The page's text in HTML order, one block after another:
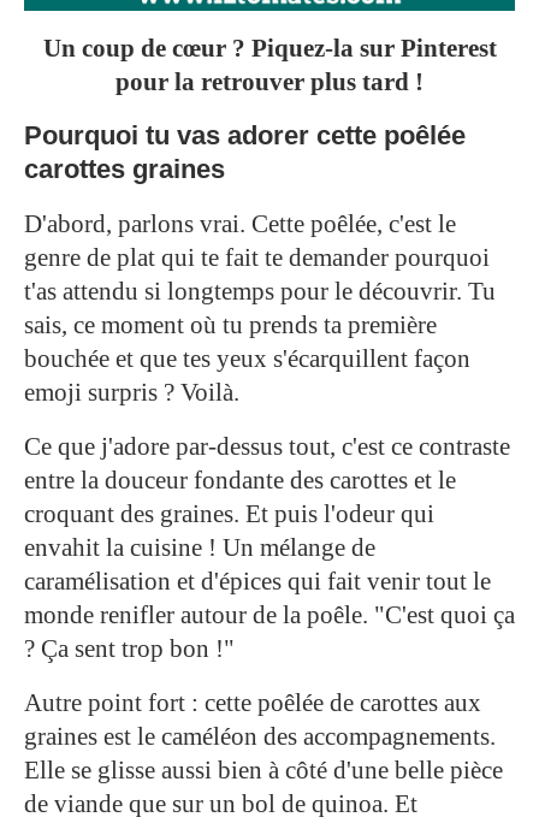
Un coup de cœur ? Piquez-la sur Pinterest
pour la retrouver plus tard !
Pourquoi tu vas adorer cette poêlée
carottes graines
D'abord, parlons vrai. Cette poêlée, c'est le
genre de plat qui te fait te demander pourquoi
t'as attendu si longtemps pour le découvrir. Tu
sais, ce moment où tu prends ta première
bouchée et que tes yeux s'écarquillent façon
emoji surpris ? Voilà.
Ce que j'adore par-dessus tout, c'est ce contraste
entre la douceur fondante des carottes et le
croquant des graines. Et puis l'odeur qui
envahit la cuisine ! Un mélange de
caramélisation et d'épices qui fait venir tout le
monde renifler autour de la poêle. "C'est quoi ça
? Ça sent trop bon !"
Autre point fort : cette poêlée de carottes aux
graines est le caméléon des accompagnements.
Elle se glisse aussi bien à côté d'une belle pièce
de viande que sur un bol de quinoa. Et